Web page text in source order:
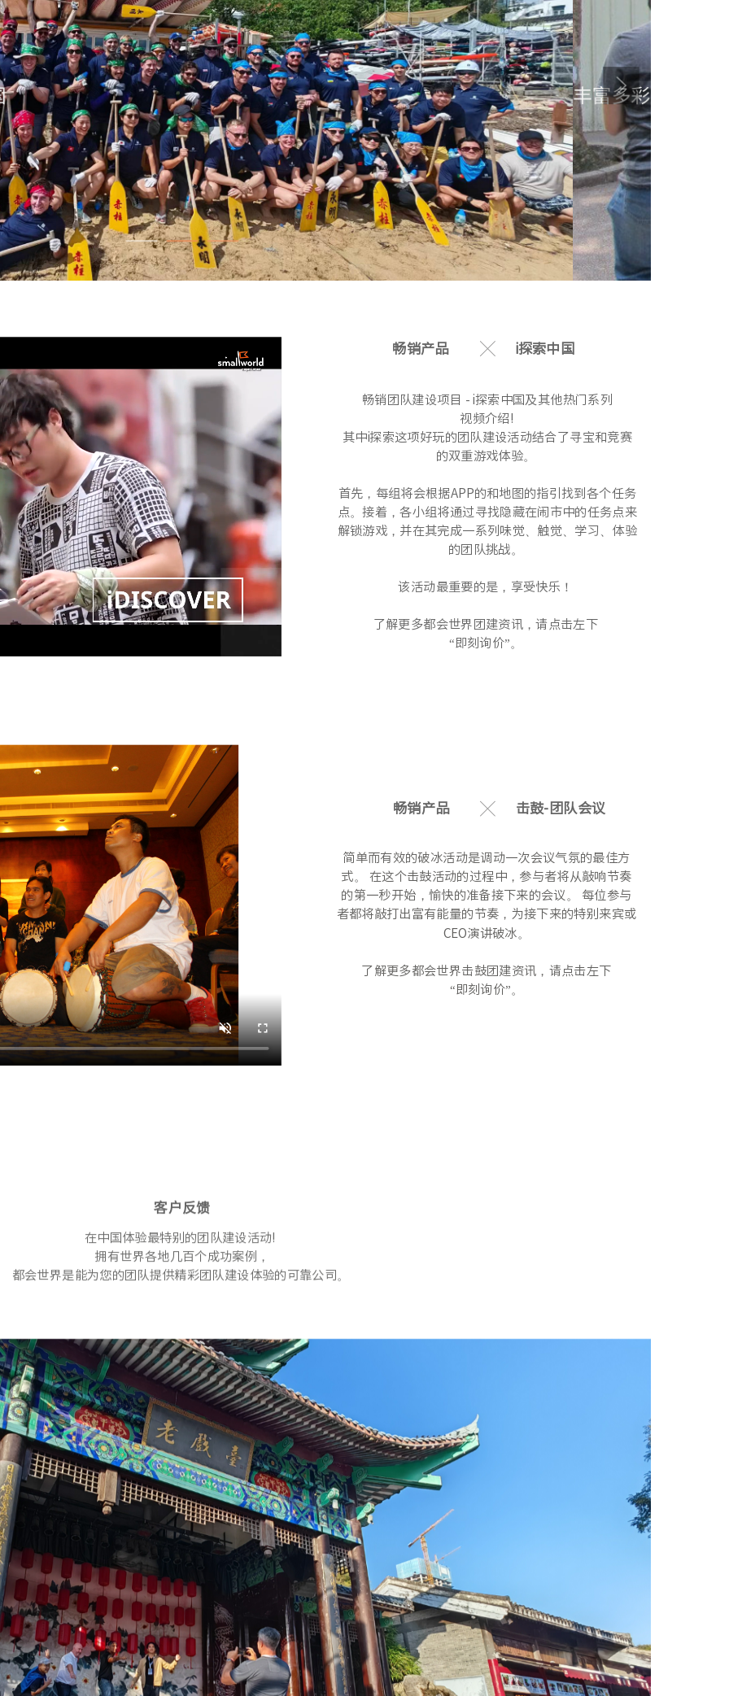
畅销产品 i探索中国
畅销团队建设项目 - i探索中国及其他热门系列
视频介绍!
其中i探索这项好玩的团队建设活动结合了寻宝和竞赛
的双重游戏体验。
首先，每组将会根据APP的和地图的指引找到各个任务
点。接着，各小组将通过寻找隐藏在闹市中的任务点来
解锁游戏，并在其完成一系列味觉、触觉、学习、体验
的团队挑战。
该活动最重要的是，享受快乐！
了解更多都会世界团建资讯，请点击左下
“即刻询价”。
畅销产品 击鼓-团队会议
简单而有效的破冰活动是调动一次会议气氛的最佳方
式。 在这个击鼓活动的过程中，参与者将从敲响节奏
的第一秒开始，愉快的准备接下来的会议。 每位参与
者都将敲打出富有能量的节奏，为接下来的特别来宾或
CEO演讲破冰。
了解更多都会世界击鼓团建资讯，请点击左下
“即刻询价”。
客户反馈
在中国体验最特别的团队建设活动!
拥有世界各地几百个成功案例，
都会世界是能为您的团队提供精彩团队建设体验的可靠公司。